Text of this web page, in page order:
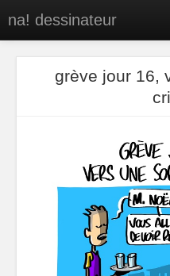
na! dessinateur
grève jour 16,